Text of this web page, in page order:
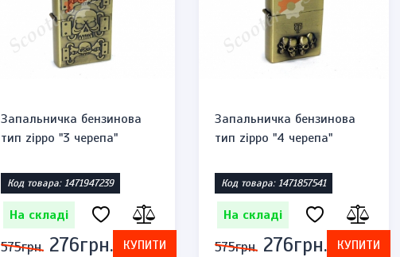
Запальничка бензинова
тип zippo "3 черепа"
Код товара: 1471947239
На складі
575грн. 276грн. КУПИТИ
Запальничка бензинова
тип zippo "4 черепа"
Код товара: 1471857541
На складі
575грн. 276грн. КУПИТИ